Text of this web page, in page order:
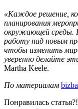
«Каждое решение,
планирования
окружающей среды.
работу над новым
чтобы изменить мир
уверенно делайте
Martha Keele.
По материалам
Понравилась